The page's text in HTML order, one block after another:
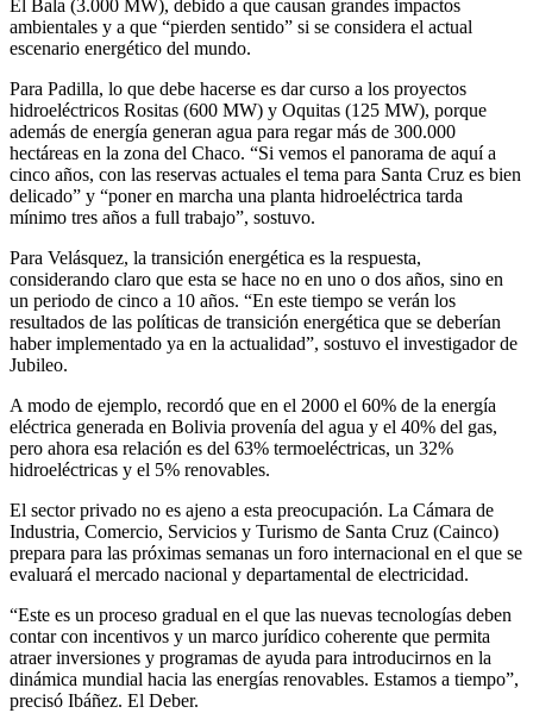
El Bala (3.000 MW), debido a que causan grandes impactos
ambientales y a que “pierden sentido” si se considera el actual
escenario energético del mundo.
Para Padilla, lo que debe hacerse es dar curso a los proyectos
hidroeléctricos Rositas (600 MW) y Oquitas (125 MW), porque
además de energía generan agua para regar más de 300.000
hectáreas en la zona del Chaco. “Si vemos el panorama de aquí a
cinco años, con las reservas actuales el tema para Santa Cruz es bien
delicado” y “poner en marcha una planta hidroeléctrica tarda
mínimo tres años a full trabajo”, sostuvo.
Para Velásquez, la transición energética es la respuesta,
considerando claro que esta se hace no en uno o dos años, sino en
un periodo de cinco a 10 años. “En este tiempo se verán los
resultados de las políticas de transición energética que se deberían
haber implementado ya en la actualidad”, sostuvo el investigador de
Jubileo.
A modo de ejemplo, recordó que en el 2000 el 60% de la energía
eléctrica generada en Bolivia provenía del agua y el 40% del gas,
pero ahora esa relación es del 63% termoeléctricas, un 32%
hidroeléctricas y el 5% renovables.
El sector privado no es ajeno a esta preocupación. La Cámara de
Industria, Comercio, Servicios y Turismo de Santa Cruz (Cainco)
prepara para las próximas semanas un foro internacional en el que se
evaluará el mercado nacional y departamental de electricidad.
“Este es un proceso gradual en el que las nuevas tecnologías deben
contar con incentivos y un marco jurídico coherente que permita
atraer inversiones y programas de ayuda para introducirnos en la
dinámica mundial hacia las energías renovables. Estamos a tiempo”,
precisó Ibáñez. El Deber.